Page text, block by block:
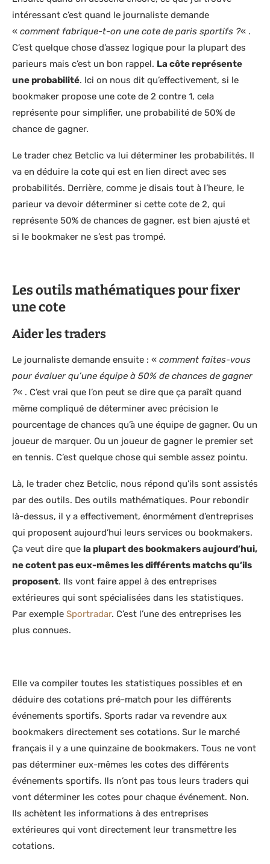
intéressant c’est quand le journaliste demande
« comment fabrique-t-on une cote de paris sportifs ?« .
C’est quelque chose d’assez logique pour la plupart des
parieurs mais c’est un bon rappel. La côte représente
une probabilité. Ici on nous dit qu’effectivement, si le
bookmaker propose une cote de 2 contre 1, cela
représente pour simplifier, une probabilité de 50% de
chance de gagner.
Le trader chez Betclic va lui déterminer les probabilités. Il
va en déduire la cote qui est en lien direct avec ses
probabilités. Derrière, comme je disais tout à l’heure, le
parieur va devoir déterminer si cette cote de 2, qui
représente 50% de chances de gagner, est bien ajusté et
si le bookmaker ne s’est pas trompé.
Les outils mathématiques pour fixer
une cote
Aider les traders
Le journaliste demande ensuite : « comment faites-vous
pour évaluer qu’une équipe à 50% de chances de gagner
?« . C’est vrai que l’on peut se dire que ça paraît quand
même compliqué de déterminer avec précision le
pourcentage de chances qu’à une équipe de gagner. Ou un
joueur de marquer. Ou un joueur de gagner le premier set
en tennis. C’est quelque chose qui semble assez pointu.
Là, le trader chez Betclic, nous répond qu’ils sont assistés
par des outils. Des outils mathématiques. Pour rebondir
là-dessus, il y a effectivement, énormément d’entreprises
qui proposent aujourd’hui leurs services ou bookmakers.
Ça veut dire que la plupart des bookmakers aujourd’hui,
ne cotent pas eux-mêmes les différents matchs qu’ils
proposent. Ils vont faire appel à des entreprises
extérieures qui sont spécialisées dans les statistiques.
Par exemple Sportradar. C’est l’une des entreprises les
plus connues.
Elle va compiler toutes les statistiques possibles et en
déduire des cotations pré-match pour les différents
événements sportifs. Sports radar va revendre aux
bookmakers directement ses cotations. Sur le marché
français il y a une quinzaine de bookmakers. Tous ne vont
pas déterminer eux-mêmes les cotes des différents
événements sportifs. Ils n’ont pas tous leurs traders qui
vont déterminer les cotes pour chaque événement. Non.
Ils achètent les informations à des entreprises
extérieures qui vont directement leur transmettre les
cotations.